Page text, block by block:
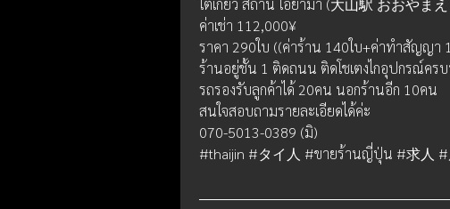
โตเกียว สถานี โอยาม่า (大山駅 おおやま
ค่าเช่า 112,000¥
ราคา 290ใบ ((ค่าร้าน 140ใบ+ค่าทำสัญญา
ร้านอยู่ชั้น 1 ติดถนน ติดโชเตงไกอุปกรณ์ครบ
รถรองรับลูกค้าได้ 20คน นอกร้านอีก 10คน
สนใจสอบถามรายละเอียดได้ค่ะ
070-5013-0389 (มิ)
#thaijin #タイ人 #ขายร้านญี่ปุ่น #求人